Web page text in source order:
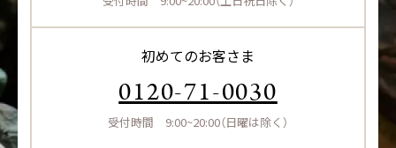
初めてのお客さま
0120-71-0030
受付時間 9:00~20:00（日曜は除く）